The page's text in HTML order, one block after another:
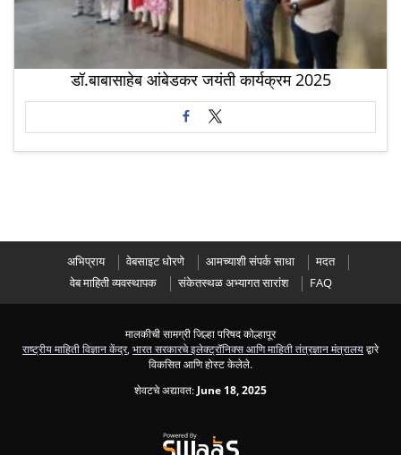
डॉ.बाबासाहेब आंबेडकर जयंती कार्यक्रम 2025
अभिप्राय वेबसाइट धोरणे आमच्याशी संपर्क साधा
मदत
वेब माहिती व्यवस्थापक
संकेतस्थळ अभ्यागत सारांश FAQ
मालकीची सामग्री जिल्हा परिषद कोल्हापूर
राष्ट्रीय माहिती विज्ञान केंद्र, भारत सरकारचे इलेक्ट्रॉनिक्स आणि माहिती तंत्रज्ञान मंत्रालयद्वारे
विकसित आणि होस्ट केलेले.
शेवटचे अद्यावत: June 18, 2025